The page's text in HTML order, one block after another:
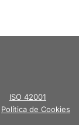
ISO 42001
Política de Cookies